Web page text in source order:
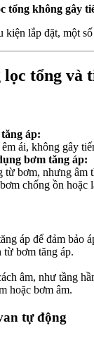
tổng không gây
lắp đặt, một
tổng và
áp:
ái, không gây
bơm tăng áp:
từ bơm, nhưng âm
chống ồn hoặc
áp để đảm bảo
từ bơm tăng áp.
âm, như tầng
hoặc bơm âm.
tự động